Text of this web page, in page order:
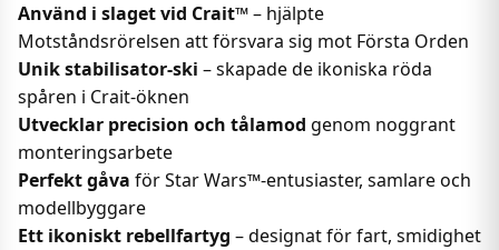
Använd i slaget vid Crait™– hjälpte
Motståndsrörelsen att försvara sig mot Första Orden
Unik stabilisator-ski – skapade de ikoniska röda
spåren i Crait-öknen
Utvecklar precision och tålamod genom noggrant
monteringsarbete
Perfekt gåva för Star Wars™-entusiaster, samlare och
modellbyggare
Ett ikoniskt rebellfartyg – designat för fart, smidighet